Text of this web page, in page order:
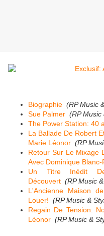
Biographie (RP Music
Sue Palmer (RP Music
The Power Station: 40
La Ballade De Robert
Marie Léonor (RP
Retour Sur Le Mixage
Avec Dominique Blanc-
Un Titre Inédit
Découvert (RP Music
L'Ancienne Maison
Louer! (RP Music &
Regain De Tension:
Léonor (RP Music &